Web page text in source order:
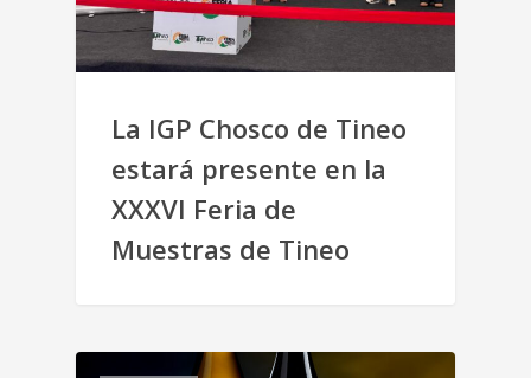
La IGP Chosco de Tineo
estará presente en la
XXXVI Feria de
Muestras de Tineo